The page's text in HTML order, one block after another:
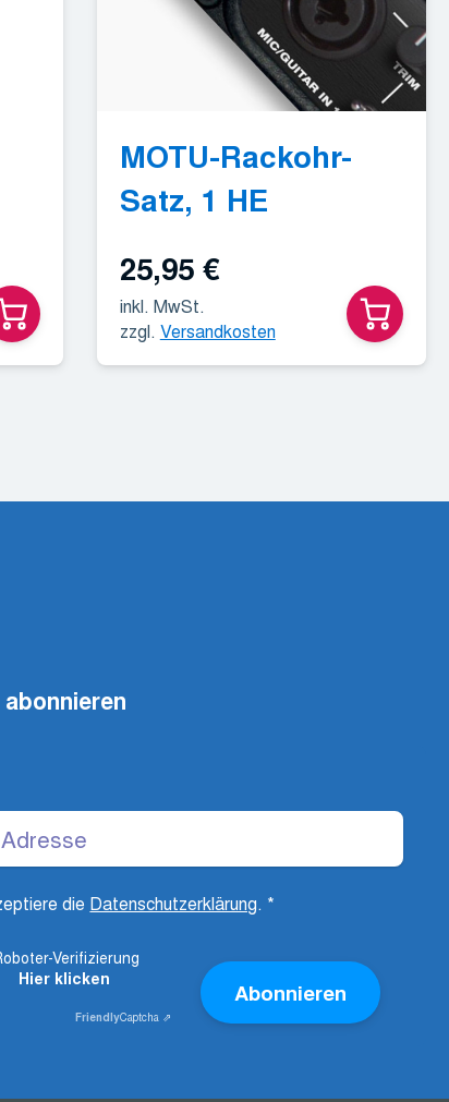
MOTU-Rackohr-
Satz, 1 HE
25,95 €
inkl. MwSt.
zzgl. Versandkosten
die Datenschutzerklärung. *
Verifizierung
Hier klicken
FriendlyCaptcha ⇗
Abonnieren